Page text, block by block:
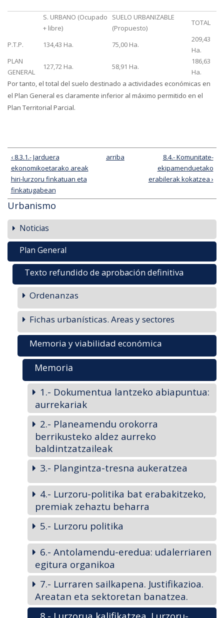
S. URBANO (Ocupado
+ libre)
SUELO URBANIZABLE
(Propuesto)
TOTAL
P.T.P. 134,43 Ha. 75,00 Ha.
209,43
Ha.
PLAN
GENERAL
127,72 Ha. 58,91 Ha.
186,63
Ha.
Por tanto, el total del suelo destinado a actividades económicas en
el Plan General es claramente inferior al máximo permitido en el
Plan Territorial Parcial.
‹ 8.3.1.- Jarduera
ekonomikoetarako areak
hiri-lurzoru finkatuan eta
finkatugabean
arriba
8.4.- Komunitate-
ekipamenduetako
erabilerak kokatzea ›
Urbanismo
Noticias
Plan General
Texto refundido de aprobación definitiva
Ordenanzas
Fichas urbanísticas. Areas y sectores
Memoria y viabilidad económica
Memoria
1.- Dokumentua lantzeko abiapuntua:
aurrekariak
2.- Planeamendu orokorra
berrikusteko aldez aurreko
baldintzatzaileak
3.- Plangintza-tresna aukeratzea
4.- Lurzoru-politika bat erabakitzeko,
premiak zehaztu beharra
5.- Lurzoru politika
6.- Antolamendu-eredua: udalerriaren
egitura organikoa
7.- Lurraren sailkapena. Justifikazioa.
Areatan eta sektoretan banatzea.